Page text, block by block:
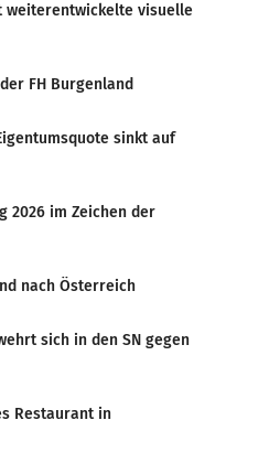
weiterentwickelte visuelle
FH Burgenland
sinkt auf
2026 im Zeichen der
nach Österreich
sich in den SN gegen
Restaurant in